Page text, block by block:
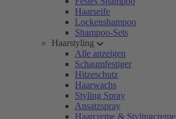
Haarseife
Lockenshampoo
Shampoo-Sets
Haarstyling
Alle anzeigen
Schaumfestiger
Hitzeschutz
Haarwachs
Styling Spray
Ansatzspray
Haarcreme & Stylingcreme